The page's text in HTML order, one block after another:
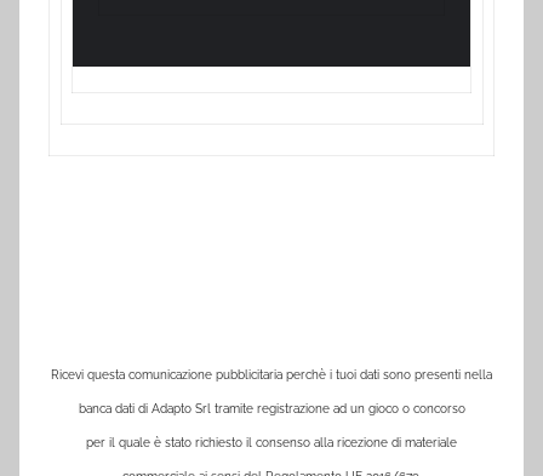
Ricevi questa comunicazione pubblicitaria perchè i tuoi dati sono presenti nella
banca dati di Adapto Srl tramite registrazione ad un gioco o concorso
per il quale è stato richiesto il consenso alla ricezione di materiale